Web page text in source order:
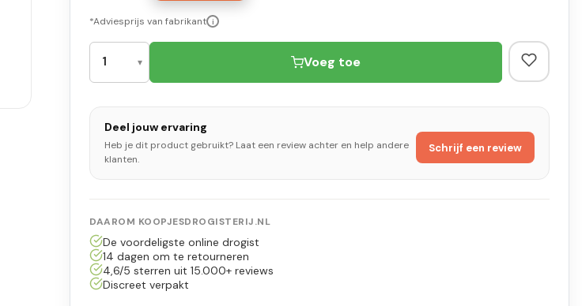
*Adviesprijs van fabrikant i
Voeg toe
Deel jouw ervaring
Heb je dit product gebruikt? Laat een review achter en help andere
klanten.
Schrijf een review
DAAROM KOOPJESDROGISTERIJ.NL
De voordeligste online drogist
14 dagen om te retourneren
4,6/5 sterren uit 15.000+ reviews
Discreet verpakt